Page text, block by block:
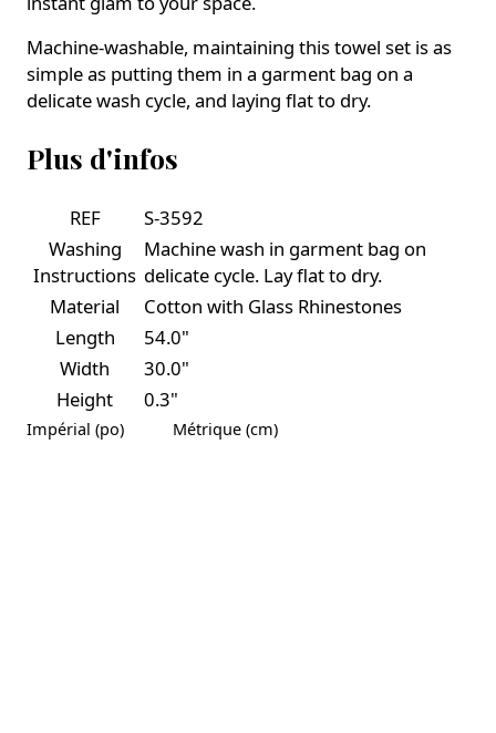
Machine-washable, maintaining this towel set is as
simple as putting them in a garment bag on a
delicate wash cycle, and laying flat to dry.
Plus d'infos
REF
S-3592
Washing
Instructions
Machine wash in garment bag on
delicate cycle. Lay flat to dry.
Material
Cotton with Glass Rhinestones
Length
54.0"
Width
30.0"
Height
0.3"
Impérial (po) Métrique (cm)